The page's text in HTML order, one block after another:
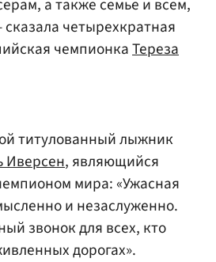
а также семье и всем,
четырехкратная
чемпионкаТереза
титулованный лыжник
Иверсен, являющийся
мира: «Ужасная
и незаслуженно.
звонок для всех, кто
дорогах».